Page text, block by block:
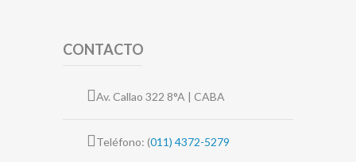
CONTACTO
Av. Callao 322 8°A | CABA
Teléfono: (011) 4372-5279